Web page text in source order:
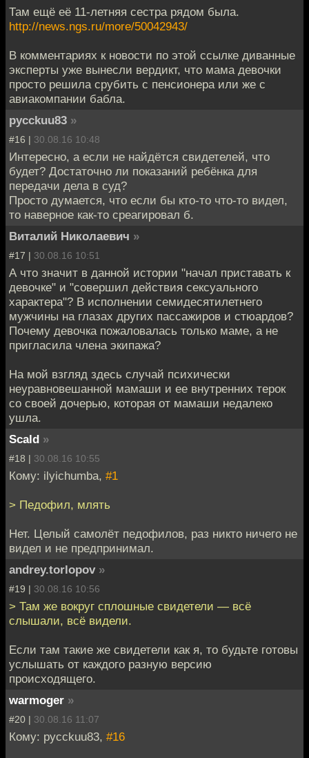
Там ещё её 11-летняя сестра рядом была.
http://news.ngs.ru/more/50042943/
В комментариях к новости по этой ссылке диванные
эксперты уже вынесли вердикт, что мама девочки
просто решила срубить с пенсионера или же с
авиакомпании бабла.
pycckuu83 »
#16 | 30.08.16 10:48
Интересно, а если не найдётся свидетелей, что
будет? Достаточно ли показаний ребёнка для
передачи дела в суд?
Просто думается, что если бы кто-то что-то видел,
то наверное как-то среагировал б.
Виталий Николаевич »
#17 | 30.08.16 10:51
А что значит в данной истории "начал приставать к
девочке" и "совершил действия сексуального
характера"? В исполнении семидесятилетнего
мужчины на глазах других пассажиров и стюардов?
Почему девочка пожаловалась только маме, а не
пригласила члена экипажа?
На мой взгляд здесь случай психически
неуравновешанной мамаши и ее внутренних терок
со своей дочерью, которая от мамаши недалеко
ушла.
Scald »
#18 | 30.08.16 10:55
Кому: ilyichumba, #1
> Педофил, млять
Нет. Целый самолёт педофилов, раз никто ничего не
видел и не предпринимал.
andrey.torlopov »
#19 | 30.08.16 10:56
> Там же вокруг сплошные свидетели — всё
слышали, всё видели.
Если там такие же свидетели как я, то будьте готовы
услышать от каждого разную версию
происходящего.
warmoger »
#20 | 30.08.16 11:07
Кому: pycckuu83, #16